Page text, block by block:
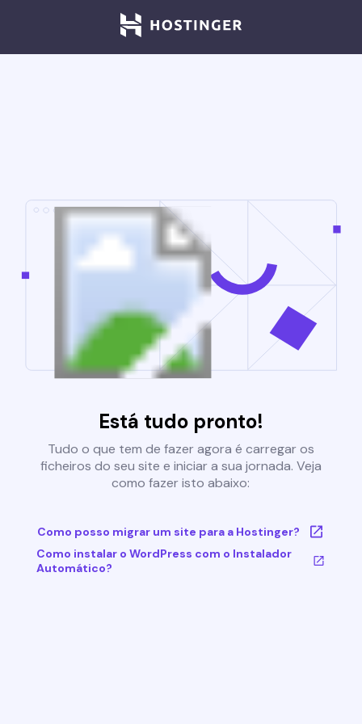
Está tudo pronto!
Tudo o que tem de fazer agora é carregar os
ficheiros do seu site e iniciar a sua jornada. Veja
como fazer isto abaixo:
Como posso migrar um site para a Hostinger?
Como instalar o WordPress com o Instalador
Automático?